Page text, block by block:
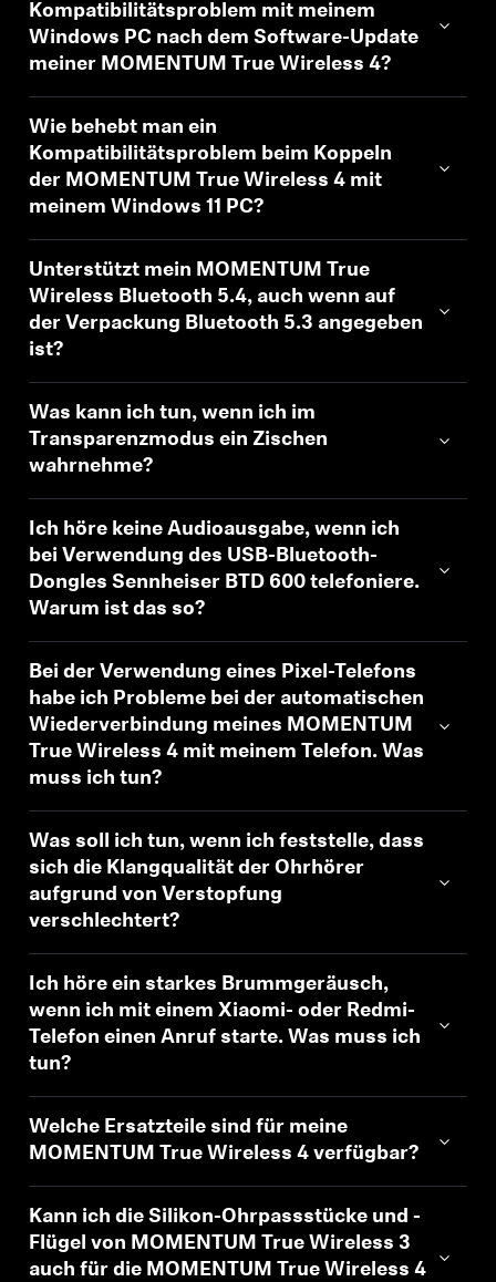
Kompatibilitätsproblem mit meinem
Windows PC nach dem Software-Update
meiner MOMENTUM True Wireless 4?
Wie behebt man ein
Kompatibilitätsproblem beim Koppeln
der MOMENTUM True Wireless 4 mit
meinem Windows 11 PC?
Unterstützt mein MOMENTUM True
Wireless Bluetooth 5.4, auch wenn auf
der Verpackung Bluetooth 5.3 angegeben
ist?
Was kann ich tun, wenn ich im
Transparenzmodus ein Zischen
wahrnehme?
Ich höre keine Audioausgabe, wenn ich
bei Verwendung des USB-Bluetooth-
Dongles Sennheiser BTD 600 telefoniere.
Warum ist das so?
Bei der Verwendung eines Pixel-Telefons
habe ich Probleme bei der automatischen
Wiederverbindung meines MOMENTUM
True Wireless 4 mit meinem Telefon. Was
muss ich tun?
Was soll ich tun, wenn ich feststelle, dass
sich die Klangqualität der Ohrhörer
aufgrund von Verstopfung
verschlechtert?
Ich höre ein starkes Brummgeräusch,
wenn ich mit einem Xiaomi- oder Redmi-
Telefon einen Anruf starte. Was muss ich
tun?
Welche Ersatzteile sind für meine
MOMENTUM True Wireless 4 verfügbar?
Kann ich die Silikon-Ohrpassstücke und -
Flügel von MOMENTUM True Wireless 3
auch für die MOMENTUM True Wireless 4